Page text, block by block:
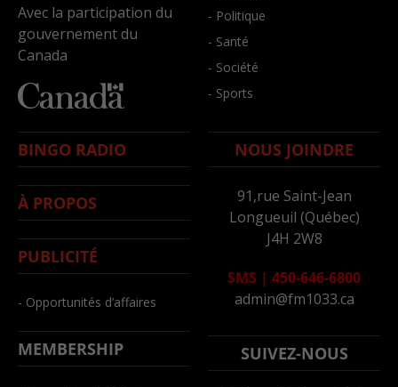
Avec la participation du
gouvernement du
Canada
- Politique
- Santé
- Société
- Sports
BINGO RADIO
À PROPOS
PUBLICITÉ
- Opportunités d’affaires
MEMBERSHIP
NOUS JOINDRE
91,rue Saint-Jean
Longueuil (Québec)
J4H 2W8
SMS | 450-646-6800
admin@fm1033.ca
SUIVEZ-NOUS